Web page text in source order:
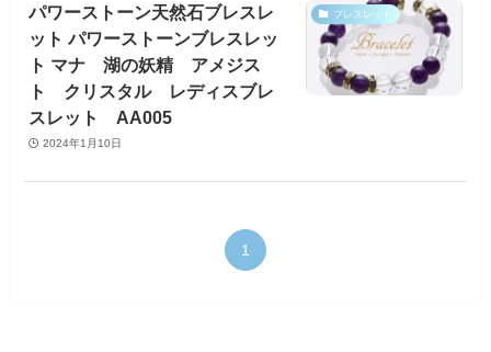
ブレスレット
パワーストーン天然石ブレスレ
ット パワーストーンブレスレッ
ト マナ 湖の妖精 アメジス
ト クリスタル レディスブレ
スレット AA005
2024年1月10日
1